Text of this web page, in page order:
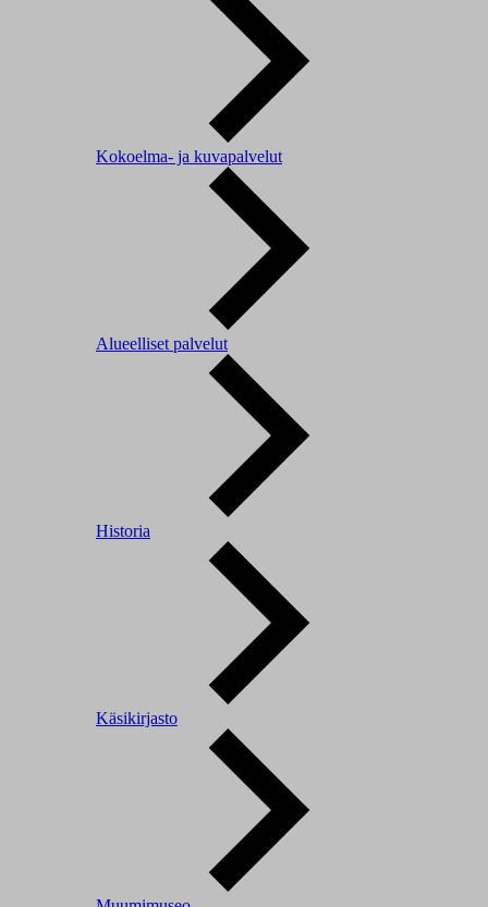
Kokoelma- ja kuvapalvelut
Alueelliset palvelut
Historia
Käsikirjasto